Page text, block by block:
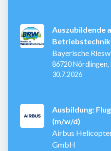
Auszubildende
Bayerische
86720
Veröffentlicht
30.7.2026
Ausbildung:
(m/w/d)
Airbus
GmbH